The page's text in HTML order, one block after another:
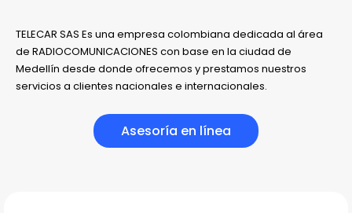
TELECAR SAS Es una empresa colombiana dedicada al área
de RADIOCOMUNICACIONES con base en la ciudad de
Medellín desde donde ofrecemos y prestamos nuestros
servicios a clientes nacionales e internacionales.
Asesoría en línea